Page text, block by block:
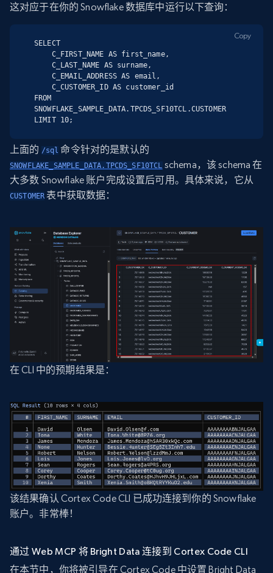
这对应于在你的 Snowflake 数据库中运行以下查询：
SELECT
FROM
SNOWFLAKE_SAMPLE_DATA.TPCDS_SF10TCL.CUSTOMER
LIMIT 10;
Copy
上面的 /sql 命令针对的是默认的
SNOWFLAKE_SAMPLE_DATA.TPCDS_SF10TCL schema，该 schema 在
大多数 Snowflake 账户完成设置后可用。具体来说，它从
CUSTOMER 表中获取数据：
在 CLI 中的预期结果是：
该结果确认 Cortex Code CLI 已成功连接到你的 Snowflake
账户。非常棒！
通过 Web MCP 将 Bright Data 连接到 Cortex Code CLI
在本节中，你将被引导在 Cortex Code 中设置 Bright Data